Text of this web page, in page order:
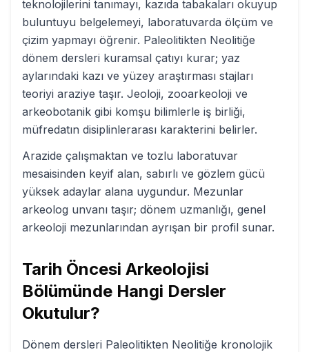
teknolojilerini tanımayı, kazıda tabakaları okuyup
buluntuyu belgelemeyi, laboratuvarda ölçüm ve
çizim yapmayı öğrenir. Paleolitikten Neolitiğe
dönem dersleri kuramsal çatıyı kurar; yaz
aylarındaki kazı ve yüzey araştırması stajları
teoriyi araziye taşır. Jeoloji, zooarkeoloji ve
arkeobotanik gibi komşu bilimlerle iş birliği,
müfredatın disiplinlerarası karakterini belirler.
Arazide çalışmaktan ve tozlu laboratuvar
mesaisinden keyif alan, sabırlı ve gözlem gücü
yüksek adaylar alana uygundur. Mezunlar
arkeolog unvanı taşır; dönem uzmanlığı, genel
arkeoloji mezunlarından ayrışan bir profil sunar.
Tarih Öncesi Arkeolojisi
Bölümünde Hangi Dersler
Okutulur?
Dönem dersleri Paleolitikten Neolitiğe kronolojik